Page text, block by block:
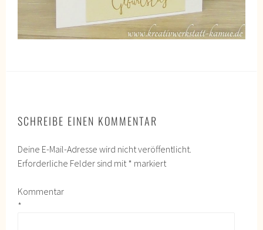
SCHREIBE EINEN KOMMENTAR
Deine E-Mail-Adresse wird nicht veröffentlicht.
Erforderliche Felder sind mit * markiert
Kommentar
*